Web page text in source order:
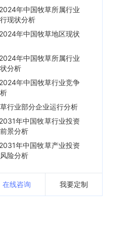
年中国牧草所属行业
现状分析
年中国牧草地区现状
年中国牧草所属行业
分析
年中国牧草行业竞争
行业部分企业运行分析
年中国牧草行业投资
景分析
年中国牧草产业投资
险分析
在线咨询 我要定制